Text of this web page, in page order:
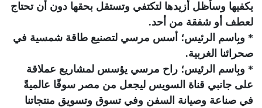
يكفيها وسأظل أزيدها لتكتفي وتستقل بحقها دون أن تحتاج
لعطف أو شفقة من أحد.
* وبِاسم الرئيس؛ أسس مرسي لتصنيع طاقة شمسية في
صحرائنا الغربية.
* وبِاسم الرئيس؛ راح مرسي يؤسس لمشاريع عملاقة
على جانبي قناة السويس ليجعل من مصر سوقًا عالميةً
في صناعة وصيانة السفن وفي تسوق وتسويق منتجاتنا